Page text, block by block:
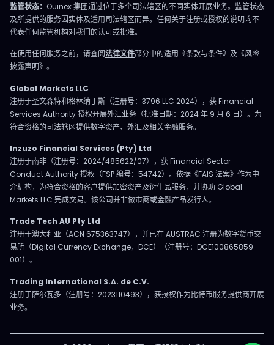
监管状态： Ouinex 集团通过位于多个司法辖区的不同实体开展业务。监管状态
及所提供的服务因实体及适用司法辖区而异。任何关于注册或授权的说明均不
代表任何监管机构对我们的认可或批准。
在使用任何服务之前，请查阅法律文件部分中的适用《条款与条件》及《风险
披露声明》。
Global Markets LLC
注册于圣文森特和格林纳丁斯（注册号：3796 LLC 2024），获 Financial
Services Authority 授权开展外汇业务（批准日期：2024 年 9 月 6 日）。为
符合资格的司法辖区提供数字资产、外汇及相关金融服务。
Inzuzo Financial Services (Pty) Ltd
注册于南非（注册号：2024/485622/07），获 Financial Sector
Conduct Authority 授权（FSP 编号：54742）。依据《FAIS 法案》作为中
介机构，为符合资格的客户提供加密资产及衍生品服务，并协助 Global
Markets LLC 完成交易。该公司并非做市商或金融产品发行人。
Trade Tech AU Pty Ltd
注册于澳大利亚（ACN 675363747），并已在 AUSTRAC 注册为数字货币交
易所（Digital Currency Exchange，DCE）（注册号：DCE100865859-
001）。
Trading International S.A. de C.V.
注册于萨尔瓦多（注册号：2023110493），获授权作为比特币服务提供商开展
业务。